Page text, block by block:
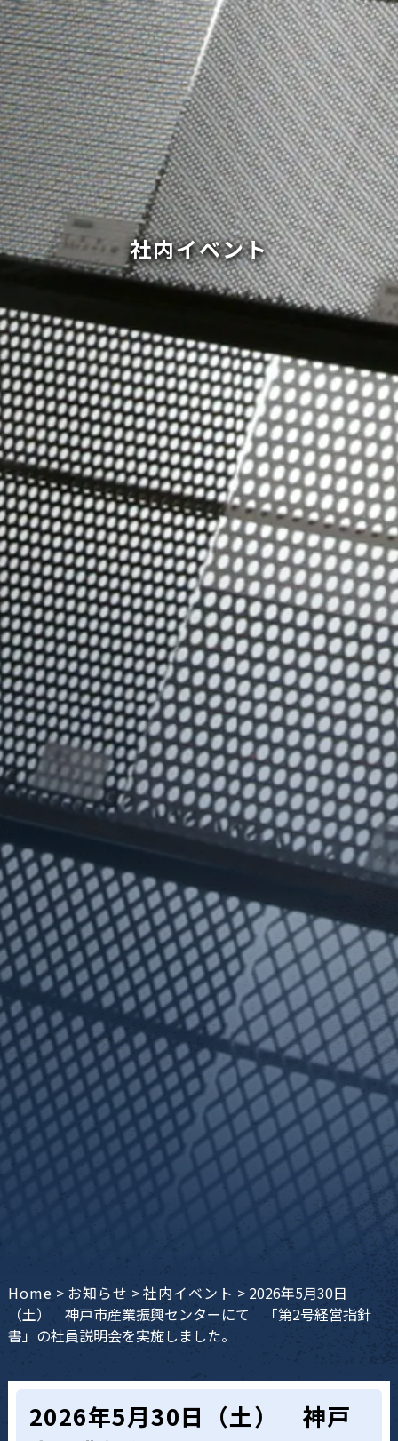
社内イベント
Home > お知らせ >社内イベント > 2026年5月30日
（土） 神戸市産業振興センターにて 「第2号経営指針
書」の社員説明会を実施しました。
2026年5月30日（土） 神戸